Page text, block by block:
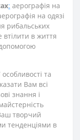
: аерографія на
на одязі
рибальських
в життя
та
Вам всі
знання і
творчий
тенденціями в